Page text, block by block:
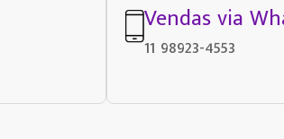
Vendas via
11 98923-4553